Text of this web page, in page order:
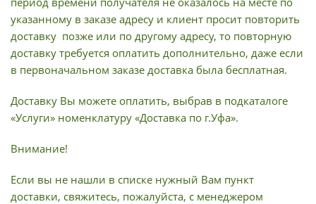
указанному в заказе адресу и клиент просит повторить
доставку позже или по другому адресу, то повторную
доставку требуется оплатить дополнительно, даже если
в первоначальном заказе доставка была бесплатная.
Доставку Вы можете оплатить, выбрав в подкаталоге
«Услуги» номенклатуру «Доставка по г.Уфа».
Внимание!
Если вы не нашли в списке нужный Вам пункт
доставки, свяжитесь, пожалуйста, с менеджером